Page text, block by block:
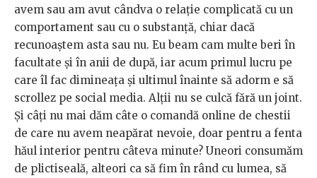
avem sau am avut cândva o relație complicată cu un
comportament sau cu o substanță, chiar dacă
recunoaștem asta sau nu. Eu beam cam multe beri în
facultate și în anii de după, iar acum primul lucru pe
care îl fac dimineața și ultimul înainte să adorm e să
scrollez pe social media. Alții nu se culcă fără un joint.
Și câți nu mai dăm câte o comandă online de chestii
de care nu avem neapărat nevoie, doar pentru a fenta
hăul interior pentru câteva minute? Uneori consumăm
de plictiseală, alteori ca să fim în rând cu lumea, să